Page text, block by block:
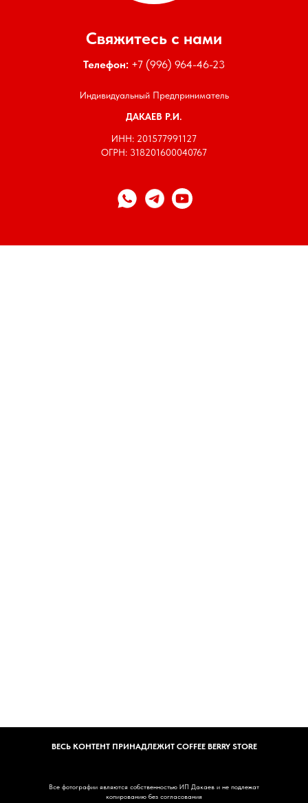
Свяжитесь с нами
Телефон: +7 (996) 964-46-23
Индивидуальный Предприниматель
ДАКАЕВ Р.И.
ИНН: 201577991127
ОГРН: 318201600040767
ВЕСЬ КОНТЕНТ ПРИНАДЛЕЖИТ COFFEE BERRY STORE
Все фотографии являются собственностью ИП Дакаев и не подлежат
копированию без согласования